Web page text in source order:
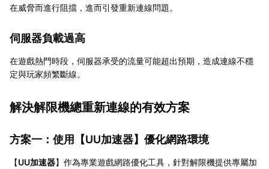
在威脅而進行阻擋，進而引發重新連線問題。
伺服器負載過高
在遊戲熱門時段，伺服器承受的流量可能超出預期，造成連線不穩
定與玩家頻繁斷線。
解決解限機總重新連線的有效方案
方案一：使用【UU加速器】優化網路環境
【UU加速器】作為專業遊戲網路優化工具，針對解限機提供專屬加